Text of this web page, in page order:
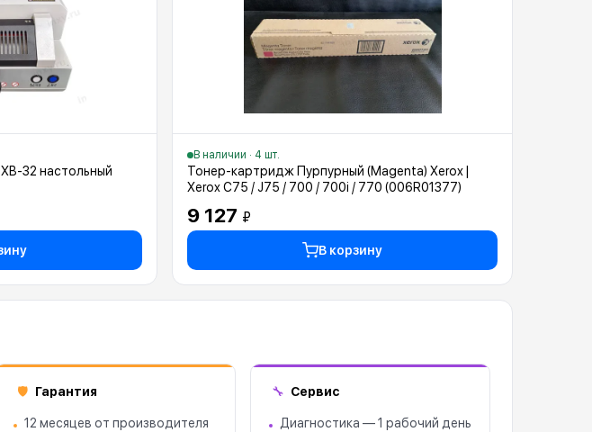
32 настольный
В наличии · 4 шт.
Тонер-картридж Пурпурный (Magenta) Xerox |
Xerox C75 / J75 / 700 / 700i / 770 (006R01377)
9 127 ₽
В корзину
🛡 Гарантия
12 месяцев от производителя
🔧 Сервис
Диагностика — 1 рабочий день